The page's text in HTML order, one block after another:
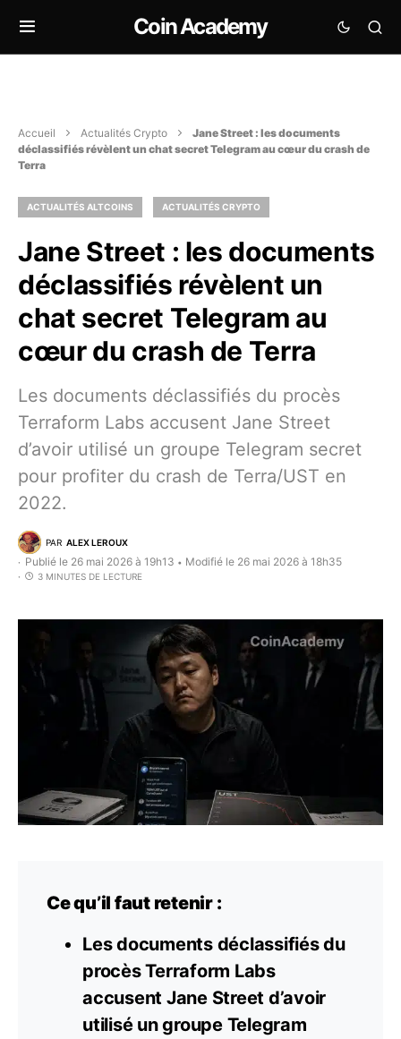
Coin Academy
Accueil Actualités Crypto
Jane Street : les documents
déclassifiés révèlent un chat secret Telegram au cœur du crash de
Terra
ACTUALITÉS ALTCOINS ACTUALITÉS CRYPTO
Jane Street : les documents
déclassifiés révèlent un
chat secret Telegram au
cœur du crash de Terra
Les documents déclassifiés du procès
Terraform Labs accusent Jane Street
d’avoir utilisé un groupe Telegram secret
pour profiter du crash de Terra/UST en
2022.
PAR ALEX LEROUX
Publié le 26 mai 2026 à 19h13 • Modifié le 26 mai 2026 à 18h35
3 MINUTES DE LECTURE
Ce qu’il faut retenir :
Les documents déclassifiés du
procès Terraform Labs
accusent Jane Street d’avoir
utilisé un groupe Telegram